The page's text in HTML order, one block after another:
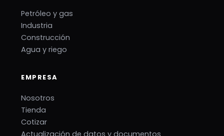
Petróleo y gas
Industria
Construcción
Agua y riego
EMPRESA
Nosotros
Tienda
Cotizar
Actualización de datos y documentos